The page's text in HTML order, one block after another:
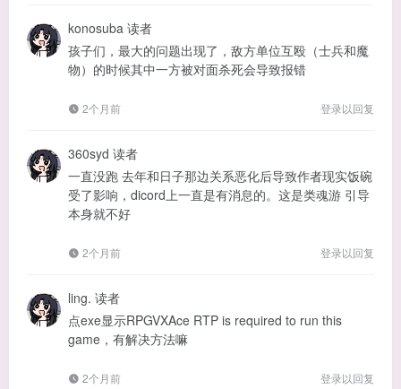
konosuba 读者
孩子们，最大的问题出现了，敌方单位互殴（士兵和魔
物）的时候其中一方被对面杀死会导致报错
2个月前 登录以回复
360syd 读者
一直没跑 去年和日子那边关系恶化后导致作者现实饭碗
受了影响，dicord上一直是有消息的。这是类魂游 引导
本身就不好
2个月前 登录以回复
ling. 读者
点exe显示RPGVXAce RTP is required to run this
game，有解决方法嘛
2个月前 登录以回复